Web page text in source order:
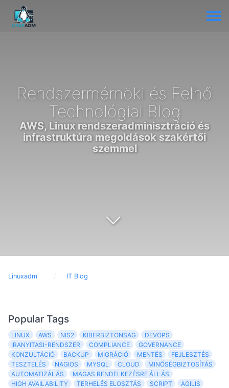
Rendszermérnöki és Felhő
Technológiai Blog
AWS, Linux rendszeradminisztráció és
infrastruktúra megoldások szakértői
szemmel
Linuxadm IT Blog
Popular Tags
LINUX AWS NIS2 KIBERBIZTONSAG
DEVOPS
IRANYITASI-RENDSZER
COMPLIANCE
GOVERNANCE
KONZULTÁCIÓ
BACKUP MIGRÁCIÓ MENTÉS
FEJLESZTÉS
TESZTELÉS
NAGIOS MYSQL CLOUD
MINŐSÉGBIZTOSÍTÁS
AUTOMATIZÁLÁS
MAGAS RENDELKEZÉSRE ÁLLÁS
HIGH AVAILABILITY
TERHELÉS ELOSZTÁS SCRIPT
AGILIS